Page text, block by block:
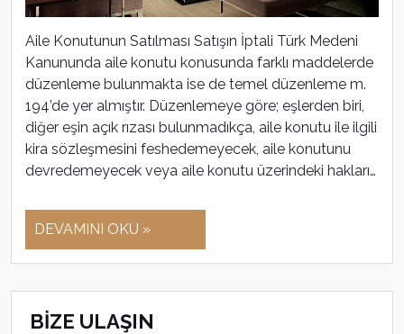
Aile Konutunun Satılması Satışın İptali Türk Medeni
Kanununda aile konutu konusunda farklı maddelerde
düzenleme bulunmakta ise de temel düzenleme m.
194’de yer almıştır. Düzenlemeye göre; eşlerden biri,
diğer eşin açık rızası bulunmadıkça, aile konutu ile ilgili
kira sözleşmesini feshedemeyecek, aile konutunu
devredemeyecek veya aile konutu üzerindeki hakları…
DEVAMINI OKU »
BİZE ULAŞIN